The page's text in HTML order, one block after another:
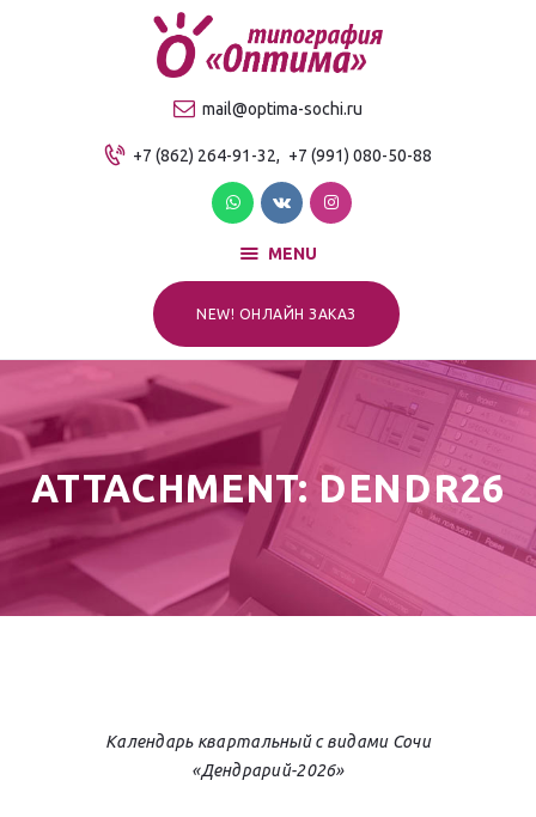
mail@optima-sochi.ru
+7 (862) 264-91-32, +7 (991) 080-50-88
MENU
NEW! ОНЛАЙН ЗАКАЗ
ATTACHMENT: DENDR26
Качественная типография в Сочи
О компании
Продукция
Услуги
Прайс-лист
Для клиентов
Календарь квартальный с видами Сочи
«Дендрарий-2026»